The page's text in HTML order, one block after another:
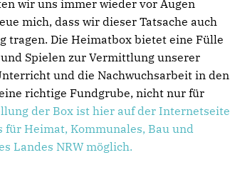
wir uns immer wieder vor Augen
mich, dass wir dieser Tatsache auch
tragen. Die Heimatbox bietet eine Fülle
Spielen zur Vermittlung unserer
und die Nachwuchsarbeit in den
richtige Fundgrube, nicht nur für
der Box ist hier auf der Internetseite
Heimat, Kommunales, Bau und
Landes NRW möglich.